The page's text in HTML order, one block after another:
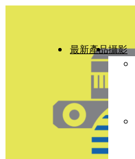
最新產品攝影